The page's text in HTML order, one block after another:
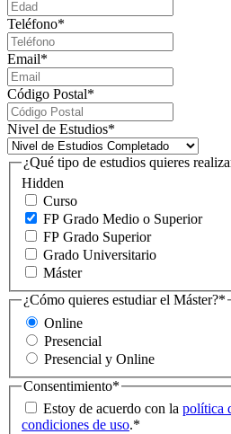
Teléfono*
Email*
Código Postal*
Nivel de Estudios*
Hidden
¿Qué tipo de estudios quieres
Curso
FP Grado Medio o Superior
FP Grado Superior
Grado Universitario
Máster
¿Cómo quieres estudiar el Máster?*
Online
Presencial
Presencial y Online
Consentimiento*
Estoy de acuerdo con la política
condiciones de uso.*